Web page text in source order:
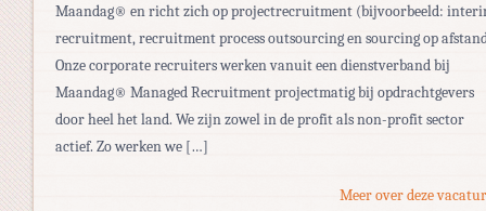
Maandag® en richt zich op projectrecruitment (bijvoorbeeld:
recruitment, recruitment process outsourcing en sourcing op
Onze corporate recruiters werken vanuit een dienstverband bij
Maandag® Managed Recruitment projectmatig bij opdrachtgevers
door heel het land. We zijn zowel in de profit als non-profit sector
actief. Zo werken we […]
Meer over deze